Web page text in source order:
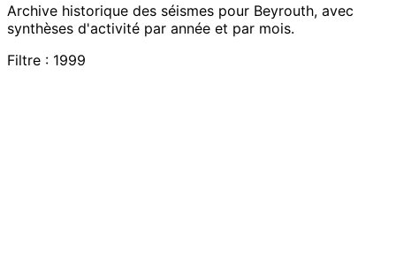
Archive historique des séismes pour Beyrouth, avec
synthèses d'activité par année et par mois.
Filtre : 1999